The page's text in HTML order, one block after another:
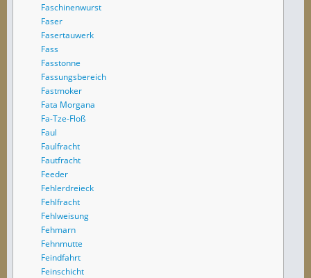
Faschinenwurst
Faser
Fasertauwerk
Fass
Fasstonne
Fassungsbereich
Fastmoker
Fata Morgana
Fa-Tze-Floß
Faul
Faulfracht
Fautfracht
Feeder
Fehlerdreieck
Fehlfracht
Fehlweisung
Fehmarn
Fehnmutte
Feindfahrt
Feinschicht